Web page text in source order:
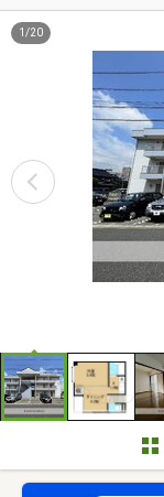
1 /20